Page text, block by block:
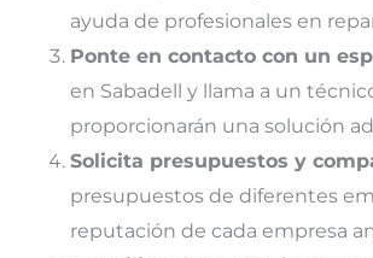
ayuda de profesionales en
Ponte en contacto con un
en Sabadell y llama a un
proporcionarán una solución
Solicita presupuestos y
presupuestos de diferentes
reputación de cada empresa